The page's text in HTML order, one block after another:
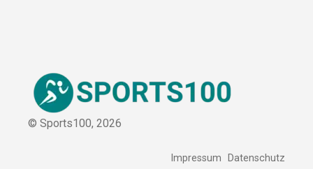
© Sports100, 2026
Impressum Datenschutz